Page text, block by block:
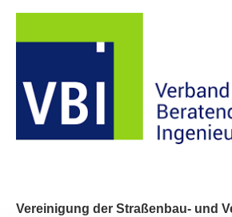
Vereinigung der Straßenbau- und